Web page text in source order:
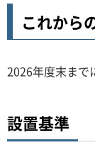
これから
2026年度末まで
設置基準